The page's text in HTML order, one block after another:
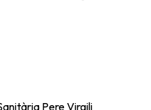
Pere Virgili